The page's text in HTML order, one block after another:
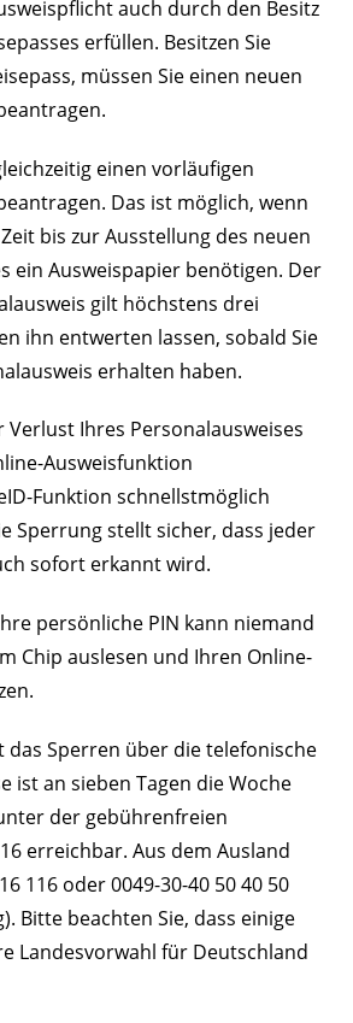
auch durch den Besitz
erfüllen. Besitzen Sie
müssen Sie einen neuen
einen vorläufigen
Das ist möglich, wenn
bis zur Ausstellung des neuen
ein Ausweispapier benötigen. Der
gilt höchstens drei
ihn entwerten lassen, sobald Sie
erhalten haben.
Verlust Ihres Personalausweises
Ausweisfunktion
Funktion schnellstmöglich
Sperrung stellt sicher, dass jeder
sofort erkannt wird.
persönliche PIN kann niemand
Chip auslesen und Ihren Online-
das Sperren über die telefonische
ist an sieben Tagen die Woche
der gebührenfreien
erreichbar. Aus dem Ausland
116 oder 0049-30-40 50 40 50
Bitte beachten Sie, dass einige
Landesvorwahl für Deutschland